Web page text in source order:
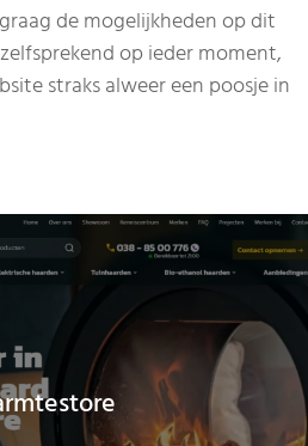
de mogelijkheden op dit
op ieder moment,
straks alweer een poosje in